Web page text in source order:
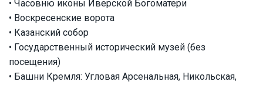
• Часовню иконы Иверской Богоматери
• Воскресенские ворота
• Казанский собор
• Государственный исторический музей (без
посещения)
• Башни Кремля: Угловая Арсенальная, Никольская,